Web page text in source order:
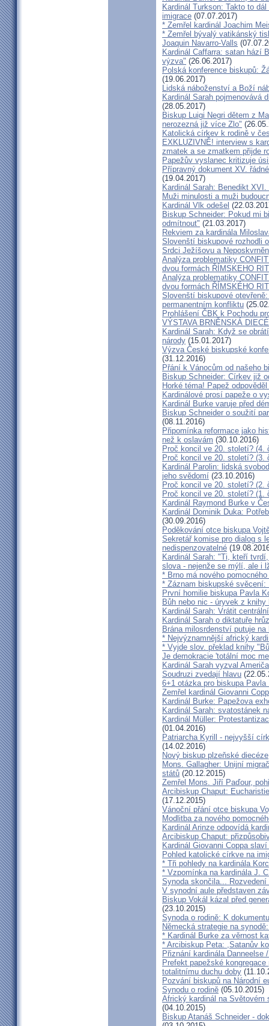
Kardinál Turkson: Takto to
imigrace (07.07.2017)
* Zemřel kardinál Joachim
* Zemřel bývalý vatikánský
Joaquin Navarro-Valls
Kardinál Caffarra: satan hází
výzva" (26.06.2017)
Polská konference biskupů:
(19.06.2017)
Lidská náboženství a Boží
Kardinál Sarah pojmenovává
(28.05.2017)
Biskup Luigi Negri dětem z
nerozezná již více Zlo"
Katolická církev k rodině v
EXKLUZIVNĚ! interview s
zmatek a se zmatkem přijde
Papežův vyslanec kritizuje
Přípravný dokument XV.
(19.04.2017)
Kardinál Sarah: Benedikt
Muži minulosti a muži
Kardinál Vlk odešel
Biskup Schneider: Pokud mi
odmítnout" (21.03.2017)
Rekviem za kardinála
Slovenští biskupové rozhodli
Srdci Ježíšovu a
Analýza problematiky
dvou formách ŘÍMSKEHO
Analýza problematiky
dvou formách ŘÍMSKÉHO
Slovenští biskupové
permanentním konfliktu
Prohlášení ČBK k Pochodu
VÝSTAVA BRNĚNSKÁ
Kardinál Sarah: Když se
národy (15.01.2017)
Výzva České biskupské
(31.12.2016)
Přání k Vánocům od našeho
Biskup Schneider: Církev již
Horké téma! Papež
Kardinálové prosí papeže o
Kardinál Burke varuje před
Biskup Schneider o soužití
(08.11.2016)
Připomínka reformace jako
než k oslavám (30.10.2016)
Proč koncil ve 20. století? (4.
Proč koncil ve 20. století? (3.
Kardinál Parolin: lidská
jeho svědomí (23.10.2016)
Proč koncil ve 20. století? (2.
Proč koncil ve 20. století? (1.
Kardinál Raymond Burke v
Kardinál Dominik Duka:
(30.09.2016)
Poděkování otce biskupa
Sekretář komise pro dialog s
nedispenzovatelné
Kardinál Sarah: "Ti, kteří
slova - nejenže se mýlí, ale i
* Brno má nového
* Záznam biskupské svěcení:
První homilie biskupa Pavla
Bůh nebo nic - úryvek z knihy
Kardinál Sarah: Vrátit
Kardinál Sarah o diktatuře
Brána milosrdenství putuje
* Nejvýznamnější africký
* Vyjde slov. překlad knihy
Je demokracie 'totální moc
Kardinál Sarah vyzval
Soudruzi zvedají hlavu
6+1 otázka pro biskupa Pavla
Zemřel kardinál Giovanni
Kardinál Burke: Papežova
Kardinál Sarah: svatostánek
Kardinál Müller:
(01.04.2016)
Patriarcha Kyrill - nejvyšší
(14.02.2016)
Nový biskup plzeňské diecéze
Mons. Gallagher: Unijní
států (20.12.2015)
Zemřel Mons. Jiří Paďour,
Arcibiskup Chaput:
(17.12.2015)
Vánoční přání otce biskupa
Modlitba za nového
Kardinál Arinze odpovídá
Arcibiskup Chaput:
Kardinál Giovanni Coppa
Pohled katolické církve na
* Tři pohledy na kardinála
* Vzpomínka na kardinála J.
Synoda skončila...
V synodní aule představen
Biskup Vokál kázal před
(23.10.2015)
Synoda o rodině: K
Německá strategie na
* Kardinál Burke za věrnost
* Arcibiskup Peta: ,Satanův
Přiznání kardinála Danneelse
Prefekt papežské
totalitnímu duchu doby
Pozvání biskupů na Národní
Synodu o rodině (05.10.2015)
Africký kardinál na Světovém
(04.10.2015)
Biskup Atanáš Schneider -